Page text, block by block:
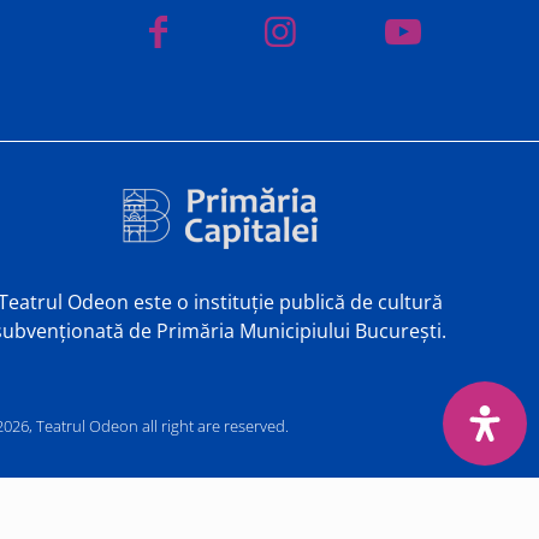
Odeon este o instituție publică de cultură
de Primăria Municipiului București.
Teatrul Odeon all right are reserved.